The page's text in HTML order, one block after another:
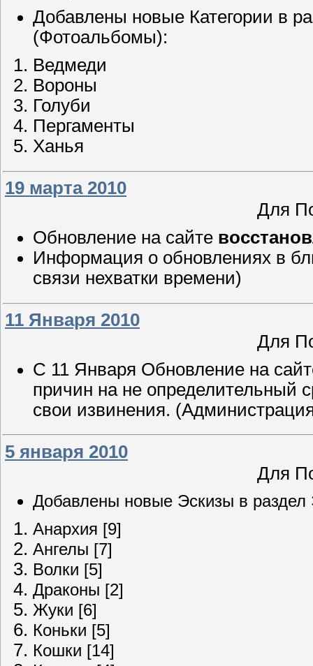
Добавлены новые Категории в
(Фотоальбомы):
Ведмеди
Вороны
Голуби
Пергаменты
Ханья
19 марта 2010
Для
Обновление на сайте
Информация о обновлениях в
связи нехватки времени)
11 Января 2010
Для
С 11 Января Обновление на
причин на не определительный
свои извинения.
5 января 2010
Для
Добавлены новые Эскизы в
Анархия [9]
Ангелы [7]
Волки [5]
Драконы [2]
Жуки [6]
Коньки [5]
Кошки [14]